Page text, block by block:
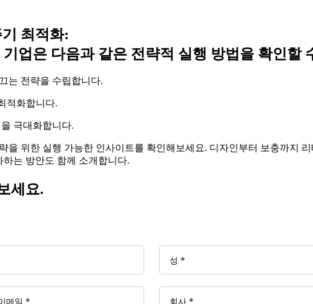
최적화:
업은 다음과 같은 전략적 실행 방법을 확인할
는 전략을 수립합니다.
적화합니다.
극대화합니다.
을 위한 실행 가능한 인사이트를 확인해보세요. 디자인부터 보충까지
는 방안도 함께 소개합니다.
세요.